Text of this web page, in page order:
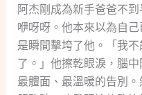
阿杰剛成為新手爸爸不
咿呀呀。他本來以為自
是瞬間擊垮了他。「我
了。」他擦乾眼淚，腦
最體面、最溫暖的告別